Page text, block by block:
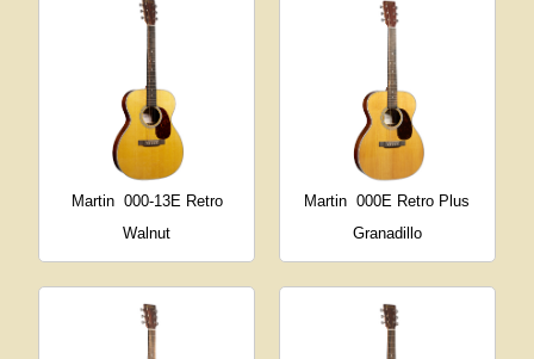
Martin 000-13E Retro
Walnut
Martin 000E Retro Plus
Granadillo